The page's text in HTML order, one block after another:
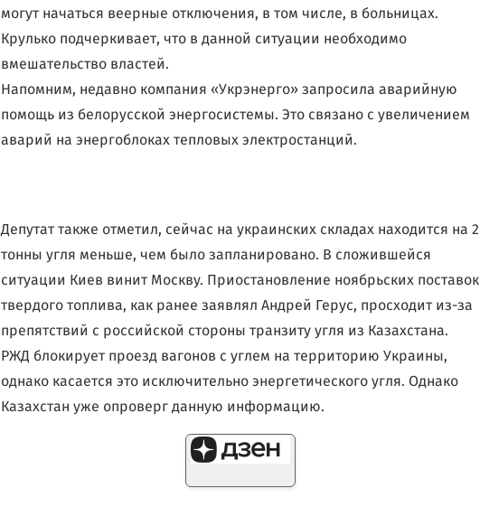
могут начаться веерные отключения, в том числе, в больницах.
Крулько подчеркивает, что в данной ситуации необходимо
вмешательство властей.
Напомним, недавно компания «Укрэнерго» запросила аварийную
помощь из белорусской энергосистемы. Это связано с увеличением
аварий на энергоблоках тепловых электростанций.
Депутат также отметил, сейчас на украинских складах находится на 2
тонны угля меньше, чем было запланировано. В сложившейся
ситуации Киев винит Москву. Приостановление ноябрьских поставок
твердого топлива, как ранее заявлял Андрей Герус, просходит из-за
препятствий с российской стороны транзиту угля из Казахстана.
РЖД блокирует проезд вагонов с углем на территорию Украины,
однако касается это исключительно энергетического угля. Однако
Казахстан уже опроверг данную информацию.